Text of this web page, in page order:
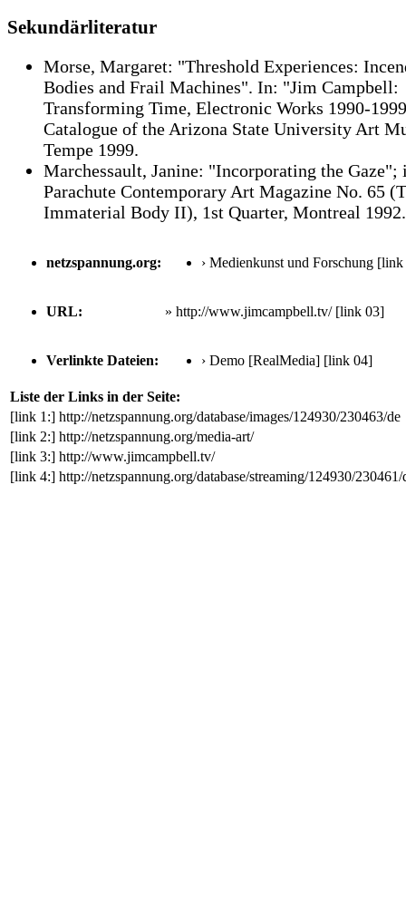
Sekundärliteratur
Morse, Margaret: "Threshold Experiences:
Bodies and Frail Machines". In: "Jim Campbell:
Transforming Time, Electronic Works 1990-
Catalogue of the Arizona State University Art
Tempe 1999.
Marchessault, Janine: "Incorporating the Gaze";
Parachute Contemporary Art Magazine No. 65
Immaterial Body II), 1st Quarter, Montreal 1992.
netzspannung.org: › Medienkunst und Forschung [link
URL: » http://www.jimcampbell.tv/[link 03]
Verlinkte Dateien: › Demo [RealMedia] [link 04]
Liste der Links in der Seite:
[link 1:] http://netzspannung.org/database/images/124930/230463/de
[link 2:] http://netzspannung.org/media-art/
[link 3:] http://www.jimcampbell.tv/
[link 4:] http://netzspannung.org/database/streaming/124930/230461/